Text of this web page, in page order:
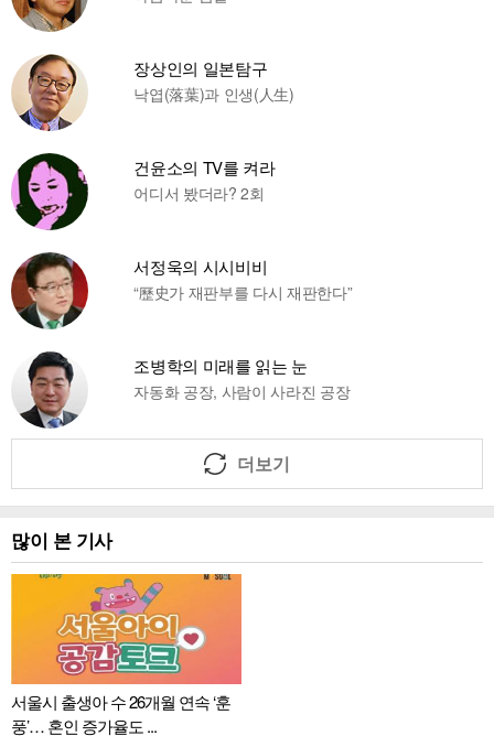
장상인의 일본탐구
낙엽(落葉)과 인생(人生)
건윤소의 TV를 켜라
어디서 봤더라? 2회
서정욱의 시시비비
“歷史가 재판부를 다시 재판한다”
조병학의 미래를 읽는 눈
자동화 공장, 사람이 사라진 공장
더보기
많이 본 기사
서울시 출생아 수 26개월 연속 ‘훈
풍’… 혼인 증가율도 ...